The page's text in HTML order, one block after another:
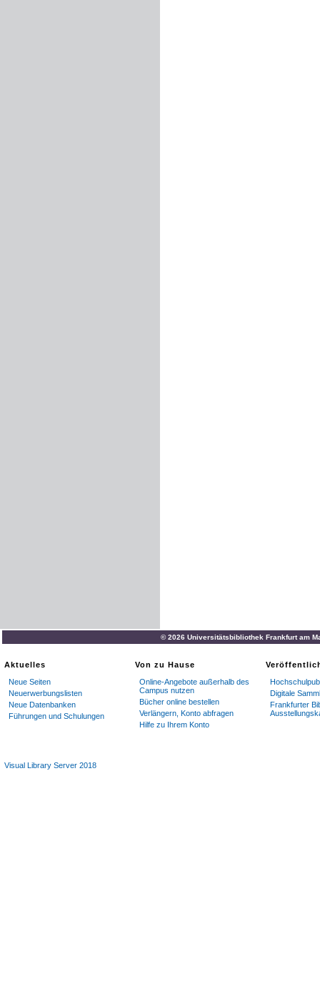
© 2026 Universitätsbibliothek Frankfurt am
Aktuelles
Neue Seiten
Neuerwerbungslisten
Neue Datenbanken
Führungen und Schulungen
Von zu Hause
Online-Angebote außerhalb des
Campus nutzen
Bücher online bestellen
Verlängern, Konto abfragen
Hilfe zu Ihrem Konto
Digitale
Frankfurter
Visual Library Server 2018